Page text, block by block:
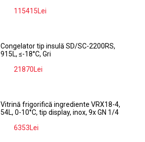
115415Lei
Congelator tip insulă SD/SC-2200RS,
915L, ≤-18°C, Gri
21870Lei
Vitrină frigorifică ingrediente VRX18-4,
54L, 0-10°C, tip display, inox, 9x GN 1/4
6353Lei